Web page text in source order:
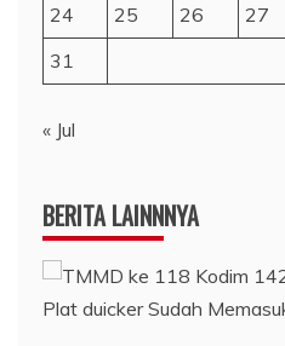
24
25 26 27
31
« Jul
BERITA LAINNNYA